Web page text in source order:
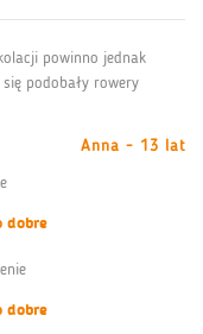
powinno jednak
podobały rowery
Anna - 13 lat
dobre
dobre